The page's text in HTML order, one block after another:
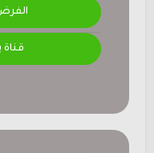
الفرض 1-المرحلة